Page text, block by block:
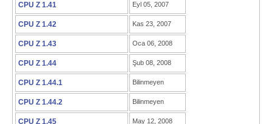
CPU Z 1.41 Eyl 05, 2007
CPU Z 1.42 Kas 23, 2007
CPU Z 1.43 Oca 06, 2008
CPU Z 1.44 Şub 08, 2008
CPU Z 1.44.1 Bilinmeyen
CPU Z 1.44.2 Bilinmeyen
CPU Z 1.45 May 12, 2008